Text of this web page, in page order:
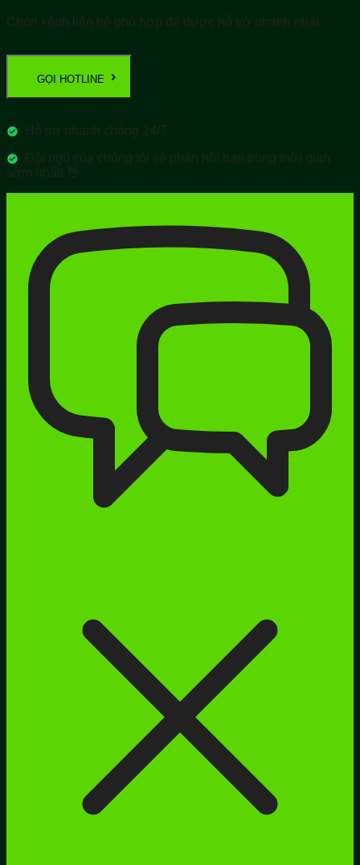
Chọn kênh liên hệ phù hợp để được hỗ trợ nhanh nhất
GỌI HOTLINE
Hỗ trợ nhanh chóng 24/7
Đội ngũ của chúng tôi sẽ phản hồi bạn trong thời gian
sớm nhất! 👋